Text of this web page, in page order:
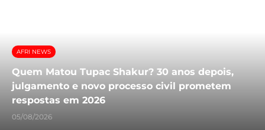
AFRI NEWS
Quem Matou Tupac Shakur? 30 anos depois,
julgamento e novo processo civil prometem
respostas em 2026
05/08/2026